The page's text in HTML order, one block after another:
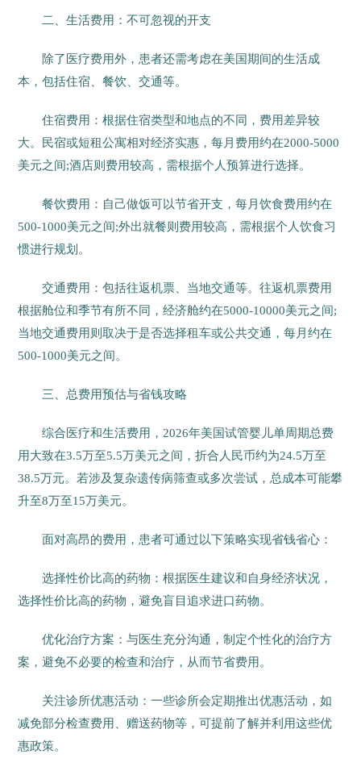
二、生活费用：不可忽视的开支
除了医疗费用外，患者还需考虑在美国期间的生活成
本，包括住宿、餐饮、交通等。
住宿费用：根据住宿类型和地点的不同，费用差异较
大。民宿或短租公寓相对经济实惠，每月费用约在2000-5000
美元之间;酒店则费用较高，需根据个人预算进行选择。
餐饮费用：自己做饭可以节省开支，每月饮食费用约在
500-1000美元之间;外出就餐则费用较高，需根据个人饮食习
惯进行规划。
交通费用：包括往返机票、当地交通等。往返机票费用
根据舱位和季节有所不同，经济舱约在5000-10000美元之间;
当地交通费用则取决于是否选择租车或公共交通，每月约在
500-1000美元之间。
三、总费用预估与省钱攻略
综合医疗和生活费用，2026年美国试管婴儿单周期总费
用大致在3.5万至5.5万美元之间，折合人民币约为24.5万至
38.5万元。若涉及复杂遗传病筛查或多次尝试，总成本可能攀
升至8万至15万美元。
面对高昂的费用，患者可通过以下策略实现省钱省心：
选择性价比高的药物：根据医生建议和自身经济状况，
选择性价比高的药物，避免盲目追求进口药物。
优化治疗方案：与医生充分沟通，制定个性化的治疗方
案，避免不必要的检查和治疗，从而节省费用。
关注诊所优惠活动：一些诊所会定期推出优惠活动，如
减免部分检查费用、赠送药物等，可提前了解并利用这些优
惠政策。